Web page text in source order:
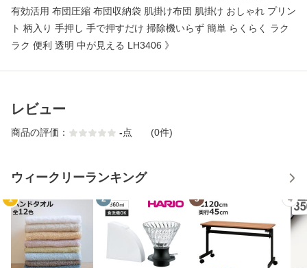
有効活用 布団圧縮 布団収納袋 肌掛け布団 肌掛け おしゃれ プリン
ト 柄入り 手押し 手で押すだけ 掃除機いらず 簡単 らくらく ラク
ラク 便利 透明 中が見える LH3406 》
レビュー
商品の評価： -点 (0件)
ウィークリーランキング
1 2 3 4